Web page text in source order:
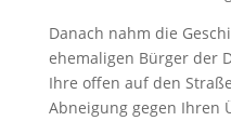
Danach nahm die
ehemaligen Bürger der
Ihre offen auf den
Abneigung gegen Ihren